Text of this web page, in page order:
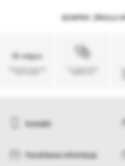
Kontakti
Pasūtīšanas informācija